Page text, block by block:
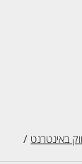
באינטרנט /